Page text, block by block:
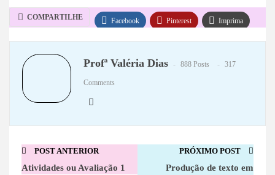
COMPARTILHE Facebook Pinterest Imprima
Profª Valéria Dias 888 Posts 317
Comments
POST ANTERIOR
Atividades ou Avaliação 1
PRÓXIMO POST
Produção de texto em